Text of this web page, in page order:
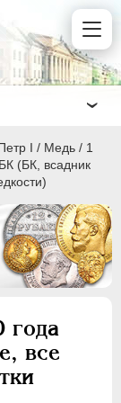
I / Медь / 1
(БК, всадник
года
все